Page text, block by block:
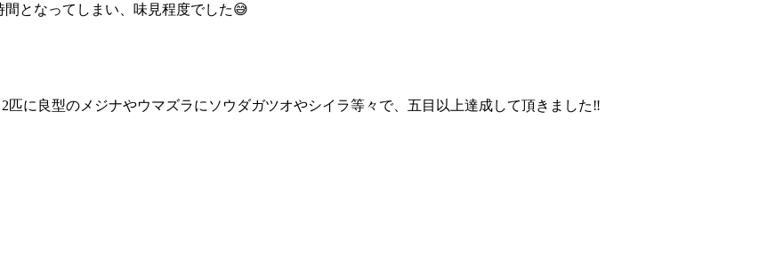
となってしまい、味見程度でした😅
匹に良型のメジナやウマズラにソウダガツオやシイラ等々で、五目以上達成して頂きました‼️